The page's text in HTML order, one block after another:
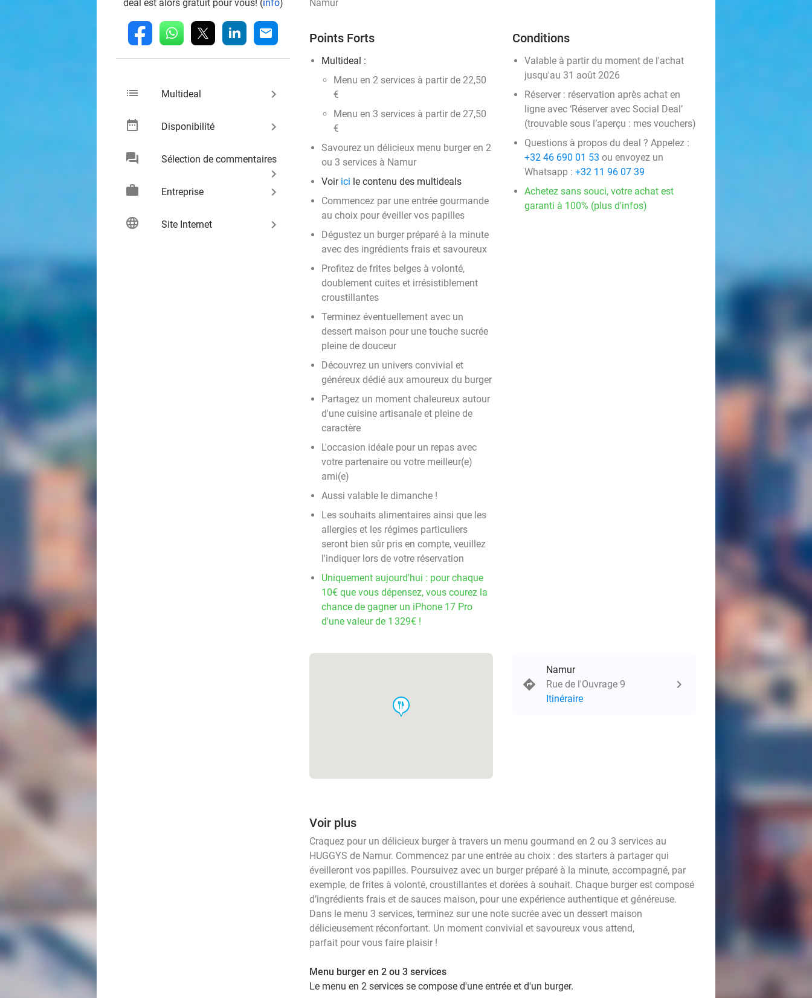
deal est alors gratuit pour vous! (info)
fb whatsapp linkedin mail
list Multideal keyboard_arrow_right
date_range Disponibilité keyboard_arrow_right
chat Sélection de commentaires
keyboard_arrow_right
work
Entreprise keyboard_arrow_right
language Site Internet keyboard_arrow_right
Namur
Points Forts
Multideal :
​Menu en 2 services à partir de 22,50
€
Menu en 3 services à partir de 27,50
€
Savourez un délicieux menu burger en 2
ou 3 services à Namur
Voir ici le contenu des multideals
Commencez par une entrée gourmande
au choix pour éveiller vos papilles
Dégustez un burger préparé à la minute
avec des ingrédients frais et savoureux
Profitez de frites belges à volonté,
doublement cuites et irrésistiblement
croustillantes
Terminez éventuellement avec un
dessert maison pour une touche sucrée
pleine de douceur
Découvrez un univers convivial et
généreux dédié aux amoureux du burger
Partagez un moment chaleureux autour
d'une cuisine artisanale et pleine de
caractère
L'occasion idéale pour un repas avec
votre partenaire ou votre meilleur(e)
ami(e)
Aussi valable le dimanche !
Les souhaits alimentaires ainsi que les
allergies et les régimes particuliers
seront bien sûr pris en compte, veuillez
l'indiquer lors de votre réservation
Uniquement aujourd'hui : pour chaque
10€ que vous dépensez, vous courez la
chance de gagner un iPhone 17 Pro
d'une valeur de 1 329€ !
Conditions
Valable à partir du moment de l'achat
jusqu'au 31 août 2026
Réserver : réservation après achat en
ligne avec ‘Réserver avec Social Deal’
(trouvable sous l’aperçu : mes vouchers)
Questions à propos du deal ? Appelez :
+32 46 690 01 53 ou envoyez un
Whatsapp : +32 11 96 07 39
Achetez sans souci, votre achat est
garanti à 100% (plus d'infos)
food
Namur
Rue de l'Ouvrage 9
Itinéraire
Voir plus
Craquez pour un délicieux burger à travers un menu gourmand en 2 ou 3 services au
HUGGYS de Namur. Commencez par une entrée au choix : des starters à partager qui
éveilleront vos papilles. Poursuivez avec un burger préparé à la minute, accompagné, par
exemple, de frites à volonté, croustillantes et dorées à souhait. Chaque burger est composé
d’ingrédients frais et de sauces maison, pour une expérience authentique et généreuse.
Dans le menu 3 services, terminez sur une note sucrée avec un dessert maison
délicieusement réconfortant. Un moment convivial et savoureux vous attend,
parfait pour vous faire plaisir !
Menu burger en 2 ou 3 services
Le menu en 2 services se compose d'une entrée et d'un burger.